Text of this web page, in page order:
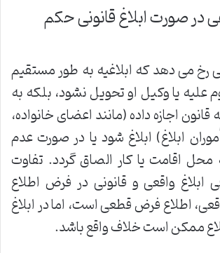
در صورت ابلاغ قانونی حکم
رخ می دهد که ابلاغیه به طور مستقیم
یا وکیل او تحویل نشود، بلکه به
اجازه داده (مانند اعضای خانواده،
ابلاغ) ابلاغ شود یا در صورت عدم
اقامت یا کار الصاق گردد. تفاوت
ابلاغ واقعی و قانونی در فرض اطلاع
اطلاع فرض قطعی است، اما در ابلاغ
ممکن است خلاف واقع باشد.